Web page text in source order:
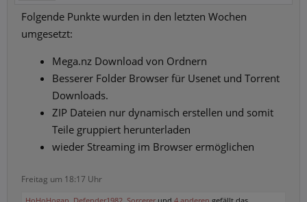
Folgende Punkte wurden in den letzten Wochen
umgesetzt:
Mega.nz Download von Ordnern
Besserer Folder Browser für Usenet und Torrent
Downloads.
ZIP Dateien nur dynamisch erstellen und somit
Teile gruppiert herunterladen
wieder Streaming im Browser ermöglichen
Freitag um 18:17 Uhr